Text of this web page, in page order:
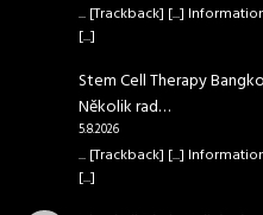
... [Trackback] [...]
[...]
Stem Cell Therapy
Několik rad…
5.8.2026
... [Trackback] [...]
[...]